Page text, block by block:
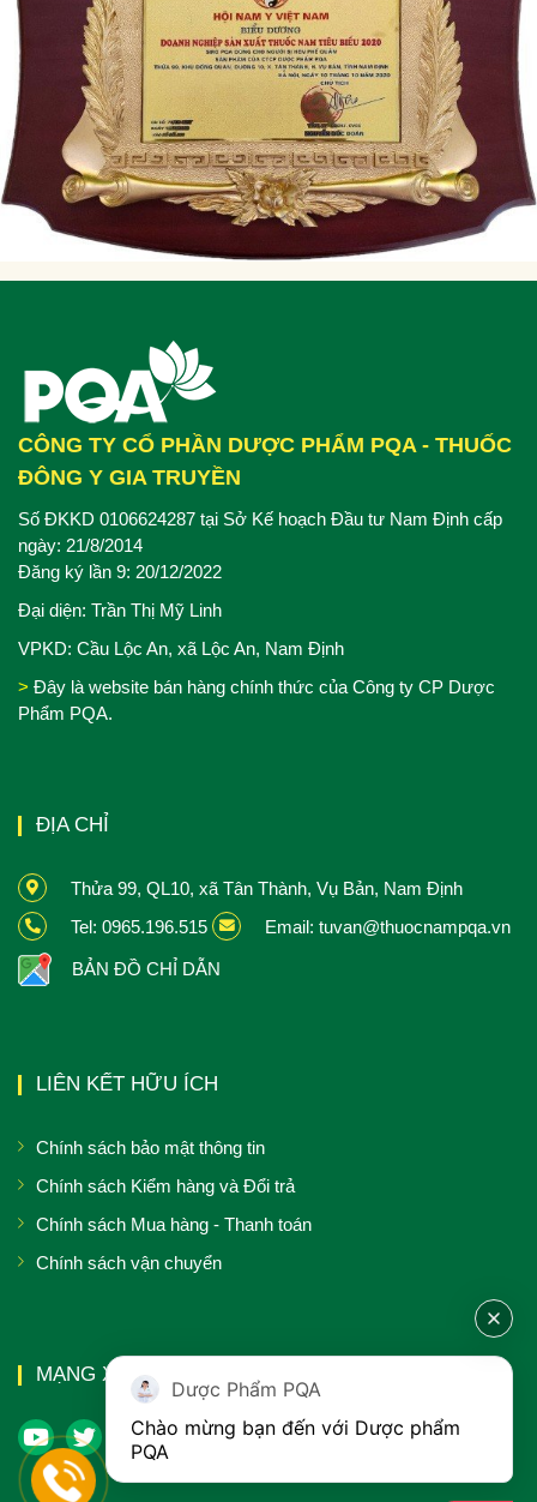
CÔNG TY CỔ PHẦN DƯỢC PHẨM PQA - THUỐC
ĐÔNG Y GIA TRUYỀN
Số ĐKKD 0106624287 tại Sở Kế hoạch Đầu tư Nam Định cấp
ngày: 21/8/2014
Đăng ký lần 9: 20/12/2022
Đại diện: Trần Thị Mỹ Linh
VPKD: Cầu Lộc An, xã Lộc An, Nam Định
> Đây là website bán hàng chính thức của Công ty CP Dược
Phẩm PQA.
ĐỊA CHỈ
Thửa 99, QL10, xã Tân Thành, Vụ Bản, Nam Định
Tel: 0965.196.515
Email: tuvan@thuocnampqa.vn
BẢN ĐỒ CHỈ DẪN
LIÊN KẾT HỮU ÍCH
Chính sách bảo mật thông tin
Chính sách Kiểm hàng và Đổi trả
Chính sách Mua hàng - Thanh toán
Chính sách vận chuyển
MẠNG XÃ HỘI
Dược Phẩm PQA
Chào mừng bạn đến với Dược phẩm
PQA